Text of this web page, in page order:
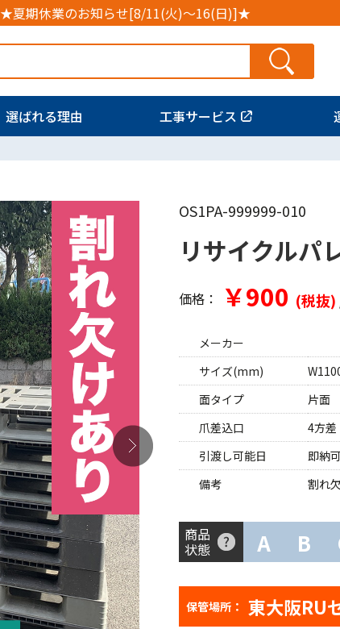
★夏期休業のお知らせ[8/11(火)～16(日)]★
選ばれる理由 工事サービス
OS1PA-999999-010
リサイクルパ
価格： ￥900 (税抜)
メーカー
サイズ(mm)
面タイプ
片面
爪差込口
4方差
引渡し可能日
即納可
備考
割れ
商品
状態 A B
保管場所： 東大阪RU